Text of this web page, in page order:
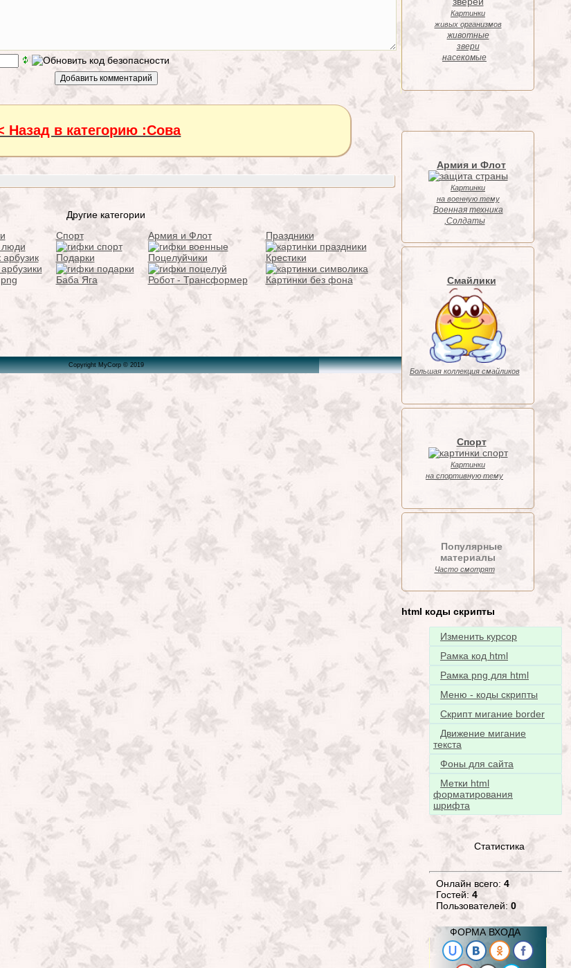
Назад в категорию :Сова
Другие категории
Спорт Армия и Флот
Праздники
Подарки Поцелуйчики
Крестики
Баба Яга Робот - Трансформер Картинки без фона
Copyright MyCorp © 2019
Картинки
живых организмов
животные
звери
насекомые
Армия и Флот
Картинки
на военную тему
Военная техника
,Солдаты
Смайлики
Большая коллекция смайликов
Спорт
Картинки
на спортивную тему
Популярные
материалы
Часто смотрят
html коды скрипты
Изменить курсор
Рамка код html
Рамка png для html
Меню - коды скрипты
Скрипт мигание border
Движение мигание
текста
Фоны для сайта
Метки html
форматирования
шрифта
Статистика
Онлайн всего: 4
Гостей: 4
Пользователей: 0
ФОРМА ВХОДА